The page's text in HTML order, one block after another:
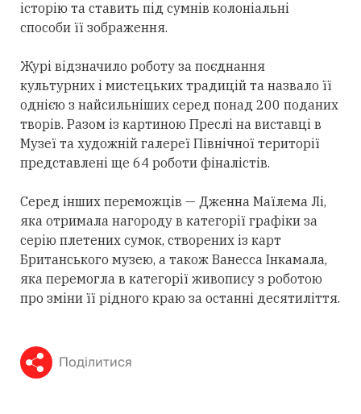
історію та ставить під сумнів колоніальні
способи її зображення.
Журі відзначило роботу за поєднання
культурних і мистецьких традицій та назвало її
однією з найсильніших серед понад 200 поданих
творів. Разом із картиною Преслі на виставці в
Музеї та художній галереї Північної території
представлені ще 64 роботи фіналістів.
Серед інших переможців — Дженна Маїлема Лі,
яка отримала нагороду в категорії графіки за
серію плетених сумок, створених із карт
Британського музею, а також Ванесса Інкамала,
яка перемогла в категорії живопису з роботою
про зміни її рідного краю за останні десятиліття.
Поділитися